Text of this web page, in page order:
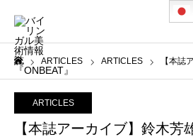
ーム
ARTICLES ARTICLES 【本誌アーカイ
ARTICLES
【本誌アーカイブ】鈴木芳